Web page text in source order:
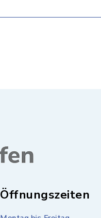
Öffnungszeiten